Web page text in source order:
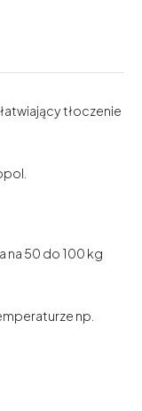
tłoczenie
na 50 do 100 kg
np.